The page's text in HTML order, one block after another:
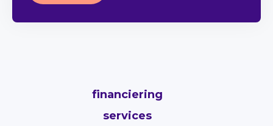
financiering
services